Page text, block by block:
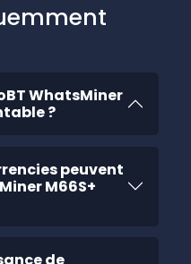
WhatsMiner
?
peuvent
M66S+